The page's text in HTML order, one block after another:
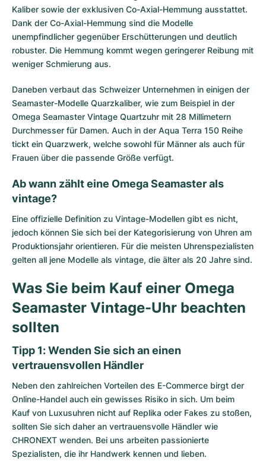
Kaliber sowie der exklusiven Co-Axial-Hemmung ausstattet.
Dank der Co-Axial-Hemmung sind die Modelle
unempfindlicher gegenüber Erschütterungen und deutlich
robuster. Die Hemmung kommt wegen geringerer Reibung mit
weniger Schmierung aus.
Daneben verbaut das Schweizer Unternehmen in einigen der
Seamaster-Modelle Quarzkaliber, wie zum Beispiel in der
Omega Seamaster Vintage Quartzuhr mit 28 Millimetern
Durchmesser für Damen. Auch in der Aqua Terra 150 Reihe
tickt ein Quarzwerk, welche sowohl für Männer als auch für
Frauen über die passende Größe verfügt.
Ab wann zählt eine Omega Seamaster als
vintage?
Eine offizielle Definition zu Vintage-Modellen gibt es nicht,
jedoch können Sie sich bei der Kategorisierung von Uhren am
Produktionsjahr orientieren. Für die meisten Uhrenspezialisten
gelten all jene Modelle als vintage, die älter als 20 Jahre sind.
Was Sie beim Kauf einer Omega
Seamaster Vintage-Uhr beachten
sollten
Tipp 1: Wenden Sie sich an einen
vertrauensvollen Händler
Neben den zahlreichen Vorteilen des E-Commerce birgt der
Online-Handel auch ein gewisses Risiko in sich. Um beim
Kauf von Luxusuhren nicht auf Replika oder Fakes zu stoßen,
sollten Sie sich daher an vertrauensvolle Händler wie
CHRONEXT wenden. Bei uns arbeiten passionierte
Spezialisten, die ihr Handwerk kennen und lieben.